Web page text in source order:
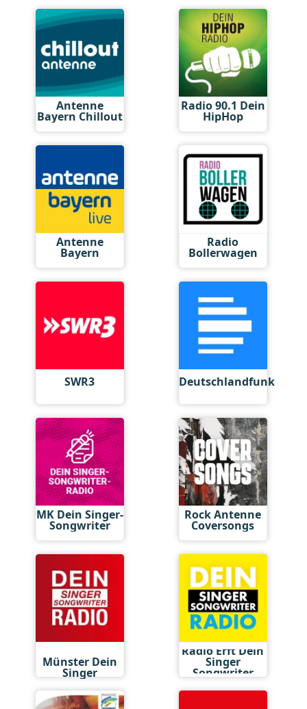
Antenne
Bayern Chillout
Radio 90.1 Dein
HipHop
Antenne
Bayern
Radio
Bollerwagen
SWR3 Deutschlandfunk
MK Dein Singer-
Songwriter
Rock Antenne
Coversongs
Münster Dein
Singer
Songwriter
Radio Erft Dein
Singer
Songwriter